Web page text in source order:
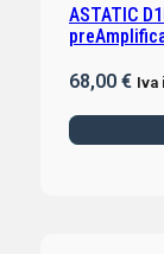
ASTATIC
68,00 € Iva